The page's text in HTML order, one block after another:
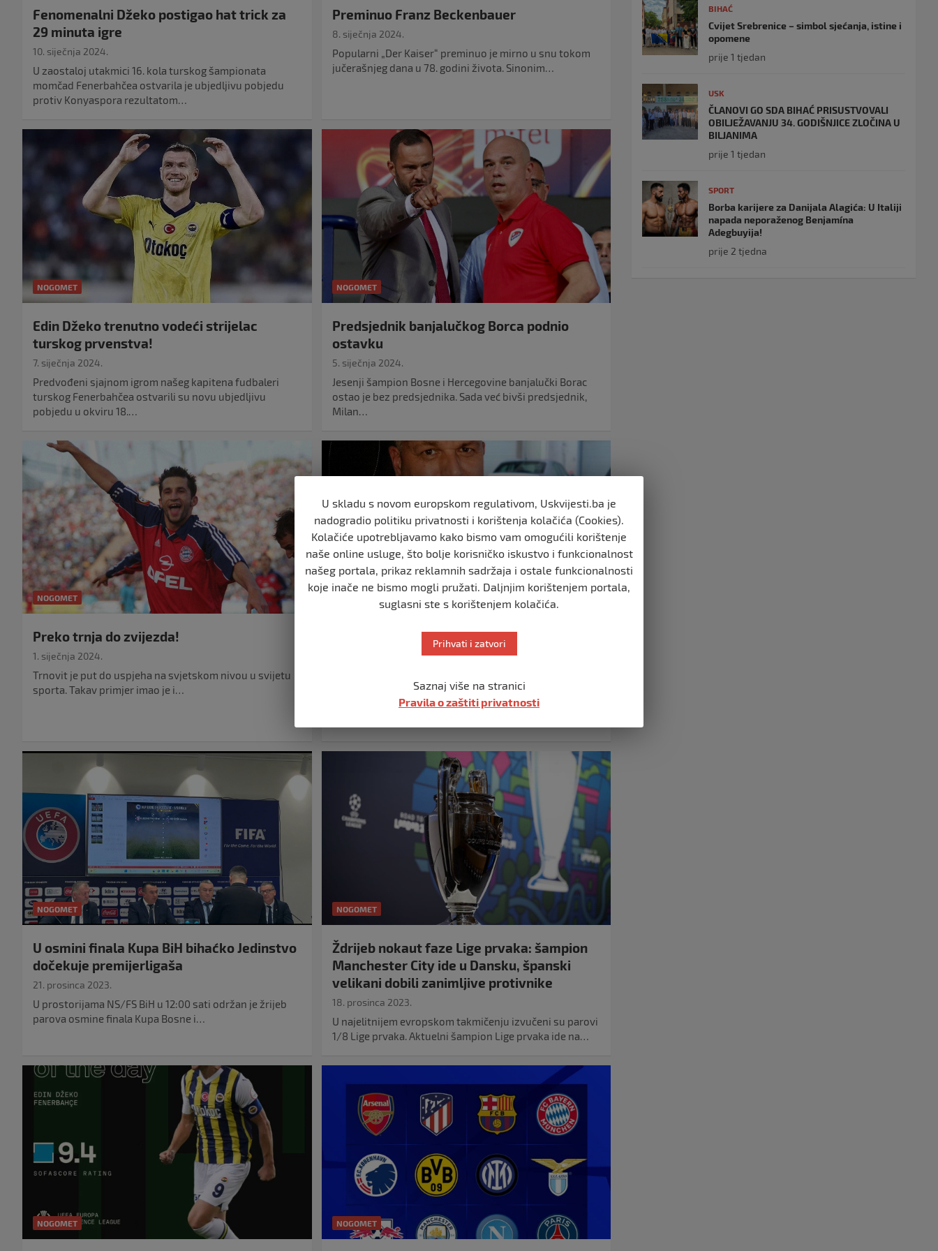
Fenomenalni Džeko postigao hat trick za
29 minuta igre
10. siječnja 2024.
U zaostaloj utakmici 16. kola turskog šampionata
momčad Fenerbahčea ostvarila je ubjedljivu pobjedu
protiv Konyaspora rezultatom…
Preminuo Franz Beckenbauer
8. siječnja 2024.
Popularni „Der Kaiser“ preminuo je mirno u snu tokom
jučerašnjeg dana u 78. godini života. Sinonim…
NOGOMET
Edin Džeko trenutno vodeći strijelac
turskog prvenstva!
7. siječnja 2024.
Predvođeni sjajnom igrom našeg kapitena fudbaleri
turskog Fenerbahčea ostvarili su novu ubjedljivu
pobjedu u okviru 18.…
NOGOMET
Predsjednik banjalučkog Borca podnio
ostavku
5. siječnja 2024.
Jesenji šampion Bosne i Hercegovine banjalučki Borac
ostao je bez predsjednika. Sada već bivši predsjednik,
Milan…
NOGOMET
Preko trnja do zvijezda!
1. siječnja 2024.
Trnovit je put do uspjeha na svjetskom nivou u svijetu
sporta. Takav primjer imao je i…
Počela prodaja članski karti Nogometnog
kluba Jedinstvo
Poštovani navijači, od danas su u prodaji članske karte
Nogometnog kluba Jedinstvo Bihać za takmičarsku
NOGOMET
U osmini finala Kupa BiH bihaćko Jedinstvo
dočekuje premijerligaša
21. prosinca 2023.
U prostorijama NS/FS BiH u 12:00 sati održan je žrijeb
parova osmine finala Kupa Bosne i…
NOGOMET
Ždrijeb nokaut faze Lige prvaka: šampion
Manchester City ide u Dansku, španski
velikani dobili zanimljive protivnike
18. prosinca 2023.
U najelitnijem evropskom takmičenju izvučeni su parovi
1/8 Lige prvaka. Aktuelni šampion Lige prvaka ide na…
NOGOMET NOGOMET
BIHAĆ
Cvijet Srebrenice – simbol sjećanja, istine i
opomene
prije 1 tjedan
USK
ČLANOVI GO SDA BIHAĆ PRISUSTVOVALI
OBILJEŽAVANJU 34. GODIŠNJICE ZLOČINA U
BILJANIMA
prije 1 tjedan
SPORT
Borba karijere za Danijala Alagića: U Italiji
napada neporaženog Benjamína
Adegbuyija!
prije 2 tjedna
U skladu s novom europskom regulativom, Uskvijesti.ba je
nadogradio politiku privatnosti i korištenja kolačića (Cookies).
Kolačiće upotrebljavamo kako bismo vam omogućili korištenje
naše online usluge, što bolje korisničko iskustvo i funkcionalnost
našeg portala, prikaz reklamnih sadržaja i ostale funkcionalnosti
koje inače ne bismo mogli pružati. Daljnjim korištenjem portala,
suglasni ste s korištenjem kolačića.
Prihvati i zatvori
Saznaj više na stranici
Pravila o zaštiti privatnosti